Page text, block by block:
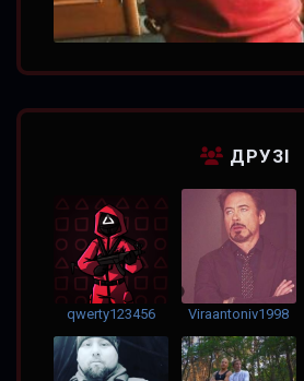
ДРУЗІ
qwerty123456 Viraantoniv1998